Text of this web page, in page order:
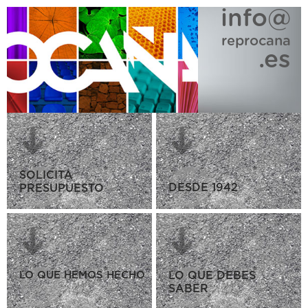
info@
reprocana
.es
SOLICITA
PRESUPUESTO
DESDE 1942
LO QUE HEMOS HECHO
LO QUE DEBES
SABER